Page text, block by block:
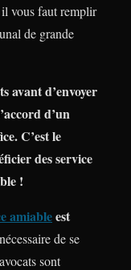
vous faut remplir
de grande
avant d’envoyer
d’un
C’est le
des service
!
amiableest
de se
sont